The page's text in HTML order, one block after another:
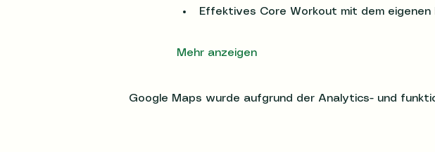
Effektives Core Workout mit dem eigenen
Mehr anzeigen
Google Maps wurde aufgrund der Analytics- und